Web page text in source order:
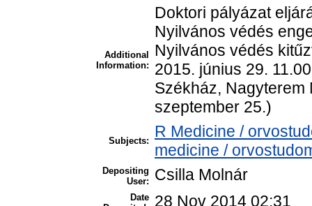
Additional
Information:
Doktori pályázat
Nyilvános védés
Nyilvános védés
2015. június 29.
Székház, Nagyterem
szeptember 25.)
Subjects:
R Medicine /
medicine /
Depositing
User:
Csilla Molnár
Date 28 Nov 2014 02:31